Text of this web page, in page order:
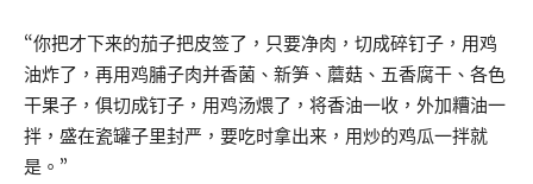
“你把才下来的茄子把皮签了，只要净肉，切成碎钉子，用鸡
油炸了，再用鸡脯子肉并香菌、新笋、蘑菇、五香腐干、各色
干果子，俱切成钉子，用鸡汤煨了，将香油一收，外加糟油一
拌，盛在瓷罐子里封严，要吃时拿出来，用炒的鸡瓜一拌就
是。”